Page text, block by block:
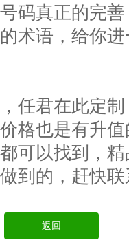
码真正的完
术语，给你
任君在此定
格也是有升
可以找到，
到的，赶快
返回